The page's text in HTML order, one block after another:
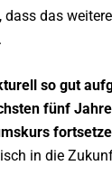
das
so gut
fünf
in die